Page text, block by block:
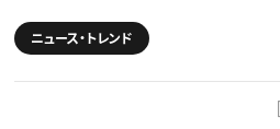
スキルアップしたい！
スキルアップしたい！ トップ
プログラミング
TOP Creator’s コラム
ニュース・トレンド